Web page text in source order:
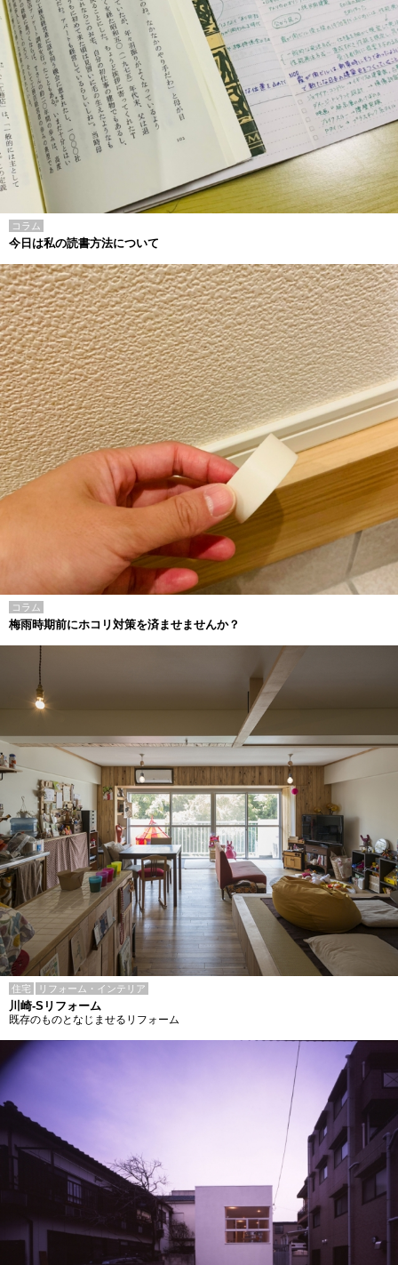
コラム
今日は私の読書方法について
コラム
梅雨時期前にホコリ対策を済ませませんか？
住宅 リフォーム・インテリア
川崎-Sリフォーム
既存のものとなじませるリフォーム